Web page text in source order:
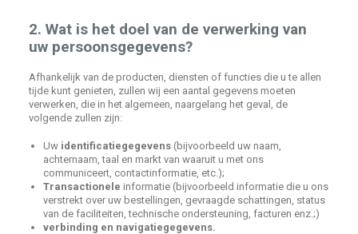
2. Wat is het doel van de verwerking van
uw persoonsgegevens?
Afhankelijk van de producten, diensten of functies die u te allen
tijde kunt genieten, zullen wij een aantal gegevens moeten
verwerken, die in het algemeen, naargelang het geval, de
volgende zullen zijn:
Uw identificatiegegevens (bijvoorbeeld uw naam,
achternaam, taal en markt van waaruit u met ons
communiceert, contactinformatie, etc.);
Transactionele informatie (bijvoorbeeld informatie die u ons
verstrekt over uw bestellingen, gevraagde schattingen, status
van de faciliteiten, technische ondersteuning, facturen enz.;)
verbinding en navigatiegegevens.